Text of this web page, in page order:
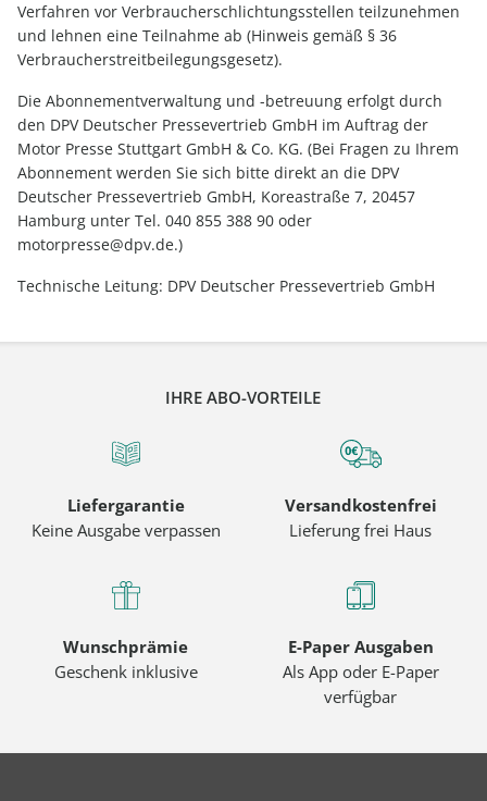
Verfahren vor Verbraucherschlichtungsstellen teilzunehmen
und lehnen eine Teilnahme ab (Hinweis gemäß § 36
Verbraucherstreitbeilegungsgesetz).
Die Abonnementverwaltung und -betreuung erfolgt durch
den DPV Deutscher Pressevertrieb GmbH im Auftrag der
Motor Presse Stuttgart GmbH & Co. KG. (Bei Fragen zu Ihrem
Abonnement werden Sie sich bitte direkt an die DPV
Deutscher Pressevertrieb GmbH, Koreastraße 7, 20457
Hamburg unter Tel. 040 855 388 90 oder
motorpresse@dpv.de.)
Technische Leitung: DPV Deutscher Pressevertrieb GmbH
IHRE ABO-VORTEILE
Liefergarantie
Keine Ausgabe verpassen
Versandkostenfrei
Lieferung frei Haus
Wunschprämie
Geschenk inklusive
E-Paper Ausgaben
Als App oder E-Paper
verfügbar